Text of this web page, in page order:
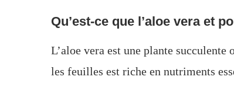
Qu’est-ce que l’aloe vera et
L’aloe vera est une plante
les feuilles est riche en nutriments